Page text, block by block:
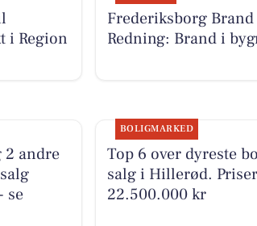
i Region
Frederiksborg
Redning: Brand i
2 andre
se
BOLIGMARKED
Top 6 over dyreste
salg i Hillerød.
22.500.000 kr